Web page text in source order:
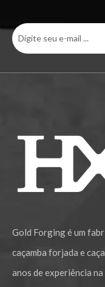
Gold Forging é um
caçamba forjada e
anos de experiência